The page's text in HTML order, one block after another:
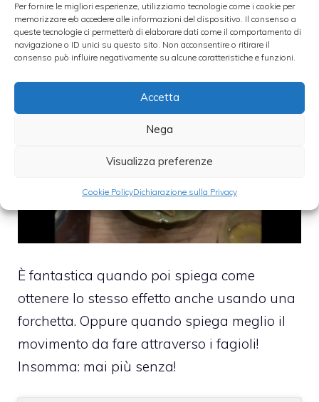
Per fornire le migliori esperienze, utilizziamo tecnologie come i cookie per
memorizzare e/o accedere alle informazioni del dispositivo. Il consenso a
queste tecnologie ci permetterà di elaborare dati come il comportamento di
navigazione o ID unici su questo sito. Non acconsentire o ritirare il
consenso può influire negativamente su alcune caratteristiche e funzioni.
Accetta
Nega
Visualizza preferenze
Cookie PolicyDichiarazione sulla Privacy
Poi l’omelette deve essere unta leggermente
di burro quando è calda e cosparsa di
prezzemolo.
È fantastica quando poi spiega come
ottenere lo stesso effetto anche usando una
forchetta. Oppure quando spiega meglio il
movimento da fare attraverso i fagioli!
Insomma: mai più senza!